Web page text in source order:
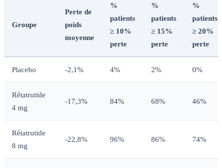
Groupe
Perte de
poids
moyenne
%
patients
≥ 10%
perte
%
patients
≥ 15%
perte
%
patients
≥ 20%
perte
Placebo -2,1% 4% 2% 0%
Rétatrutide
4 mg
-17,3% 84% 68% 46%
Rétatrutide
8 mg
-22,8% 96% 86% 74%